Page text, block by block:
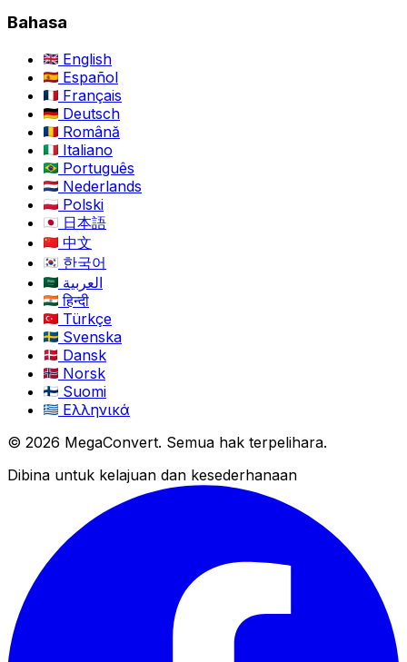
Bahasa
English
Español
Français
Deutsch
Română
Italiano
Português
Nederlands
Polski
日本語
中文
한국어
العربية
हिन्दी
Türkçe
Svenska
Dansk
Norsk
Suomi
Ελληνικά
© 2026 MegaConvert. Semua hak terpelihara.
Dibina untuk kelajuan dan kesederhanaan